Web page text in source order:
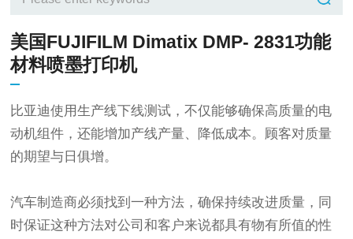
美国FUJIFILM Dimatix DMP- 2831功能
材料喷墨打印机
比亚迪使用生产线下线测试，不仅能够确保高质量的电
动机组件，还能增加产线产量、降低成本。顾客对质量
的期望与日俱增。
汽车制造商必须找到一种方法，确保持续改进质量，同
时保证这种方法对公司和客户来说都具有物有所值的性